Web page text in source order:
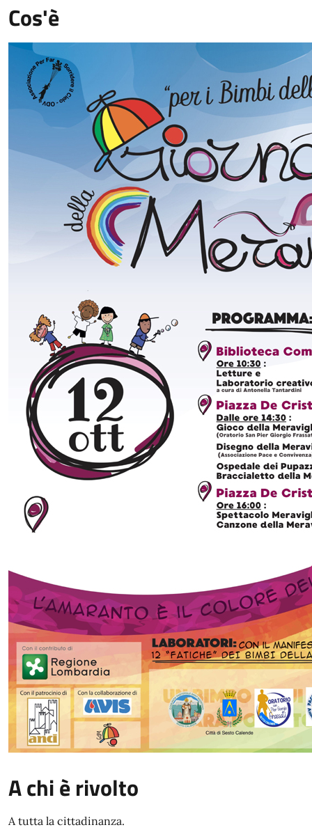
Cos'è
A chi è rivolto
A tutta la cittadinanza.